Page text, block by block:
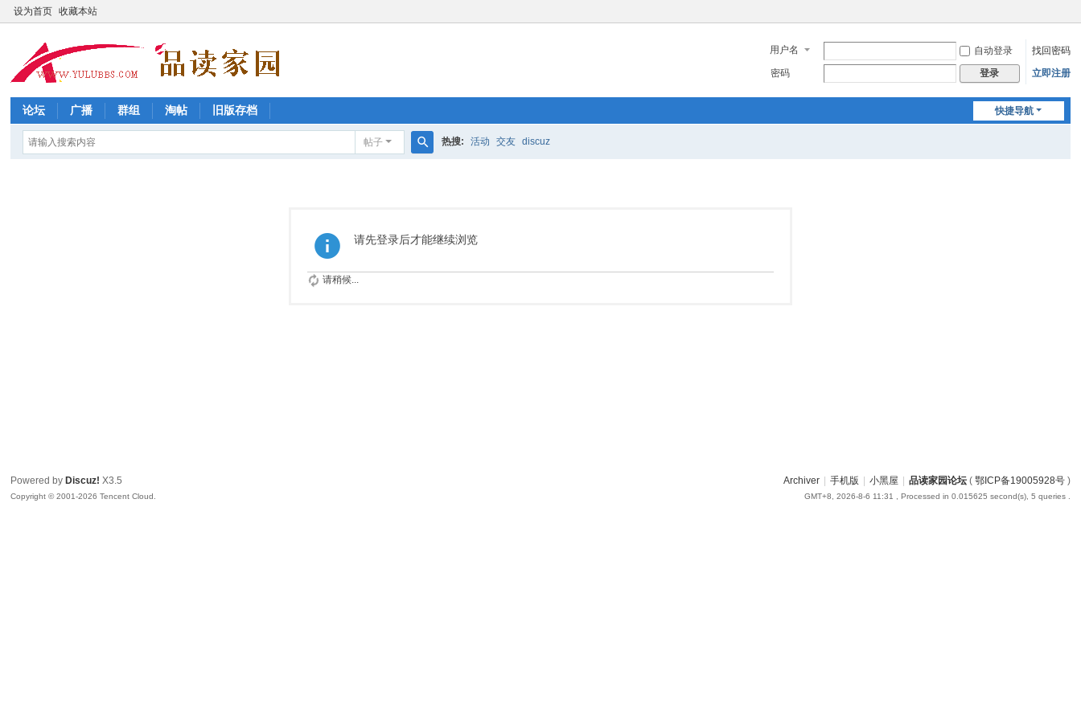
设为首页 收藏本站
用户名 自动登录
找回密码
密码
登录 立即注册
快捷导航
论坛 广播 群组 淘帖 旧版存档
帖子 热搜: 活动 交友 discuz
请先登录后才能继续浏览
请稍候...
Archiver 手机版 小黑屋 品读家园论坛( 鄂ICP备19005928号 )
GMT+8, 2026-8-6 11:31 , Processed in 0.015625 second(s), 5 queries .
Powered by Discuz! X3.5
Copyright © 2001-2026 Tencent Cloud.